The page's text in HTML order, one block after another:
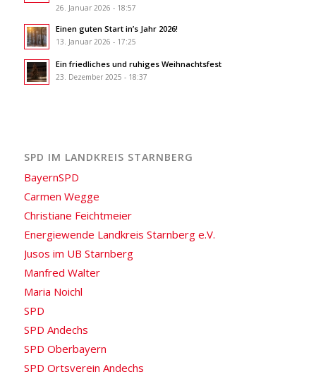
26. Januar 2026 - 18:57
Einen guten Start in’s Jahr 2026!
13. Januar 2026 - 17:25
Ein friedliches und ruhiges Weihnachtsfest
23. Dezember 2025 - 18:37
SPD IM LANDKREIS STARNBERG
BayernSPD
Carmen Wegge
Christiane Feichtmeier
Energiewende Landkreis Starnberg e.V.
Jusos im UB Starnberg
Manfred Walter
Maria Noichl
SPD
SPD Andechs
SPD Oberbayern
SPD Ortsverein Andechs